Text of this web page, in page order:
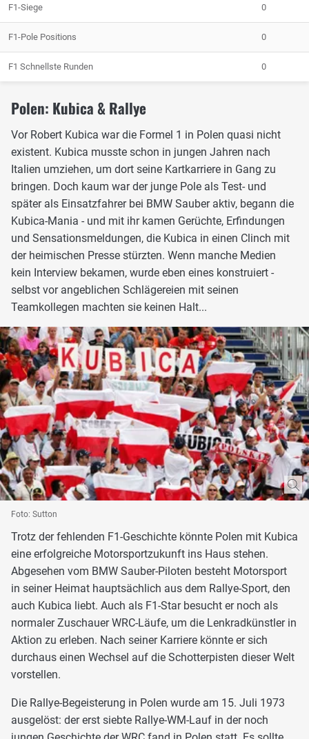
F1-Siege 0
F1-Pole Positions 0
F1 Schnellste Runden 0
Polen: Kubica & Rallye
Vor Robert Kubica war die Formel 1 in Polen quasi nicht
existent. Kubica musste schon in jungen Jahren nach
Italien umziehen, um dort seine Kartkarriere in Gang zu
bringen. Doch kaum war der junge Pole als Test- und
später als Einsatzfahrer bei BMW Sauber aktiv, begann die
Kubica-Mania - und mit ihr kamen Gerüchte, Erfindungen
und Sensationsmeldungen, die Kubica in einen Clinch mit
der heimischen Presse stürzten. Wenn manche Medien
kein Interview bekamen, wurde eben eines konstruiert -
selbst vor angeblichen Schlägereien mit seinen
Teamkollegen machten sie keinen Halt...
Foto: Sutton
Trotz der fehlenden F1-Geschichte könnte Polen mit Kubica
eine erfolgreiche Motorsportzukunft ins Haus stehen.
Abgesehen vom BMW Sauber-Piloten besteht Motorsport
in seiner Heimat hauptsächlich aus dem Rallye-Sport, den
auch Kubica liebt. Auch als F1-Star besucht er noch als
normaler Zuschauer WRC-Läufe, um die Lenkradkünstler in
Aktion zu erleben. Nach seiner Karriere könnte er sich
durchaus einen Wechsel auf die Schotterpisten dieser Welt
vorstellen.
Die Rallye-Begeisterung in Polen wurde am 15. Juli 1973
ausgelöst: der erst siebte Rallye-WM-Lauf in der noch